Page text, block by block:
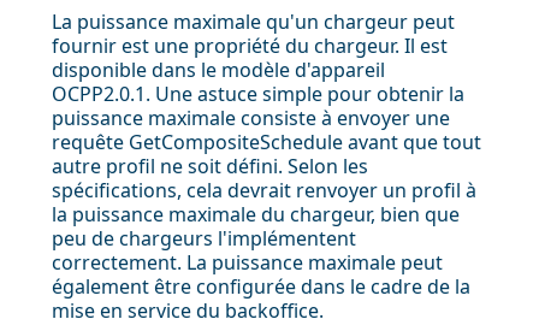
La puissance maximale qu'un chargeur peut
fournir est une propriété du chargeur. Il est
disponible dans le modèle d'appareil
OCPP2.0.1. Une astuce simple pour obtenir la
puissance maximale consiste à envoyer une
requête GetCompositeSchedule avant que tout
autre profil ne soit défini. Selon les
spécifications, cela devrait renvoyer un profil à
la puissance maximale du chargeur, bien que
peu de chargeurs l'implémentent
correctement. La puissance maximale peut
également être configurée dans le cadre de la
mise en service du backoffice.